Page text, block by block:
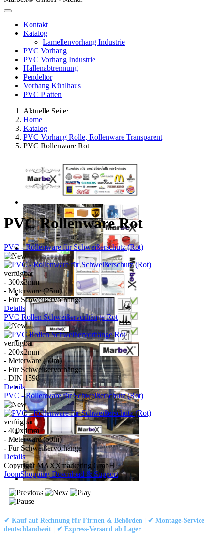
Kontakt
Katalog
Lamellenvorhang Industrie
PVC Vorhang
PVC Vorhang Industrie
Hallenabtrennung
Pendeltor
Vorhang Kühlhaus
PVC Platten
Aktuelle Seite:
Home
Katalog
PVC Vorhang Rolle, Rollenware Transparent
PVC Rollenware Rot
PVC Rollenware Rot
PVC - Rollenware für Schweißerschutz (Rot)
verfügbar
- 300x3mm
- Meterware (25m)
- Für Schweißervorhänge
Details
PVC Rollen Schweißervorhänge Rot
verfügbar
- 200x2mm
- Meterware (50m)
- Für Schweißervorhänge
- DIN 1598
Details
PVC - Rollenware für Schweißerschutz (Rot)
verfügbar
- 400x4mm
- Meterware (50m)
- Für Schweißervorhänge
Details
Copyright MAXXmarketing GmbH
JoomShopping Download & Support
Kontakt|Impressum|Datenschutzerklärung
© 1999–
✔ Kauf auf Rechnung für Firmen & Behörden | ✔ Montage-Service
deutschlandweit | ✔ Express-Versand ab Lager